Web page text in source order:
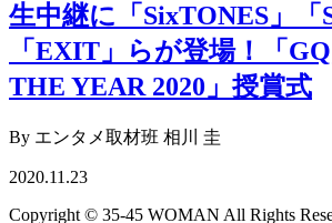
生中継に「SixTONES」「
「EXIT」らが登場！「
THE YEAR 2020」授賞式
By エンタメ取材班 相川 圭
2020.11.23
Copyright © 35-45 WOMAN All Rights